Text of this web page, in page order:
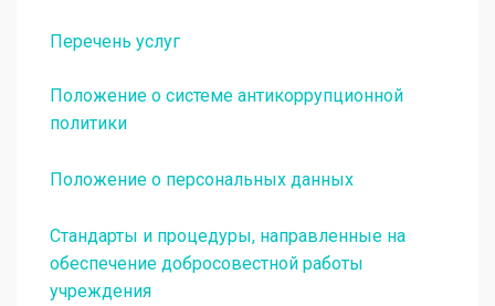
Перечень услуг
Положение о системе антикоррупционной
политики
Положение о персональных данных
Стандарты и процедуры, направленные на
обеспечение добросовестной работы
учреждения